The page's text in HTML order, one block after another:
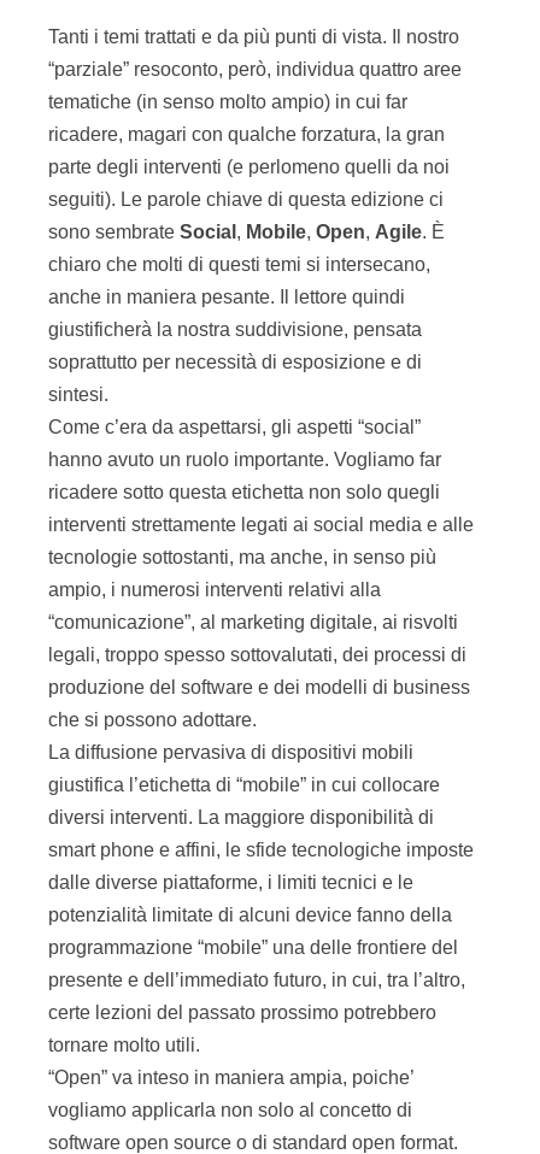
Tanti i temi trattati e da più punti di vista. Il nostro
“parziale” resoconto, però, individua quattro aree
tematiche (in senso molto ampio) in cui far
ricadere, magari con qualche forzatura, la gran
parte degli interventi (e perlomeno quelli da noi
seguiti). Le parole chiave di questa edizione ci
sono sembrate Social , Mobile, Open, Agile. È
chiaro che molti di questi temi si intersecano,
anche in maniera pesante. Il lettore quindi
giustificherà la nostra suddivisione, pensata
soprattutto per necessità di esposizione e di
sintesi.
Come c’era da aspettarsi, gli aspetti “social”
hanno avuto un ruolo importante. Vogliamo far
ricadere sotto questa etichetta non solo quegli
interventi strettamente legati ai social media e alle
tecnologie sottostanti, ma anche, in senso più
ampio, i numerosi interventi relativi alla
“comunicazione”, al marketing digitale, ai risvolti
legali, troppo spesso sottovalutati, dei processi di
produzione del software e dei modelli di business
che si possono adottare.
La diffusione pervasiva di dispositivi mobili
giustifica l’etichetta di “mobile” in cui collocare
diversi interventi. La maggiore disponibilità di
smart phone e affini, le sfide tecnologiche imposte
dalle diverse piattaforme, i limiti tecnici e le
potenzialità limitate di alcuni device fanno della
programmazione “mobile” una delle frontiere del
presente e dell’immediato futuro, in cui, tra l’altro,
certe lezioni del passato prossimo potrebbero
tornare molto utili.
“Open” va inteso in maniera ampia, poiche’
vogliamo applicarla non solo al concetto di
software open source o di standard open format.